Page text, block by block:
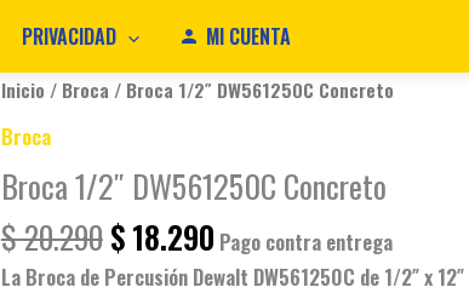
PRIVACIDAD
MI CUENTA
Inicio / Broca / Broca 1/2″ DW561250C Concreto
Broca
Broca 1/2″ DW561250C Concreto
$20.290
Original
$ 20.290.
$18.290
Current
$ 18.290.
Pago contra entrega
La Broca de Percusión Dewalt DW561250C de 1/2″ x
Broca
1/2"
DW561250C
Concreto
cantidad